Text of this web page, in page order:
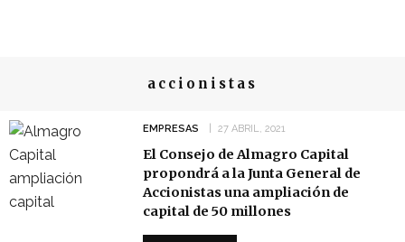
accionistas
EMPRESAS 27 ABRIL, 2021
El Consejo de Almagro Capital
propondrá a la Junta General de
Accionistas una ampliación de
capital de 50 millones